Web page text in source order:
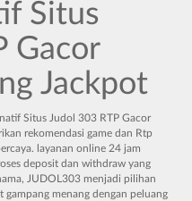
Situs
Gacor
Jackpot
Situs Judol 303 RTP Gacor
rekomendasi game dan Rtp
layanan online 24 jam
deposit dan withdraw yang
JUDOL303 menjadi pilihan
menang dengan peluang